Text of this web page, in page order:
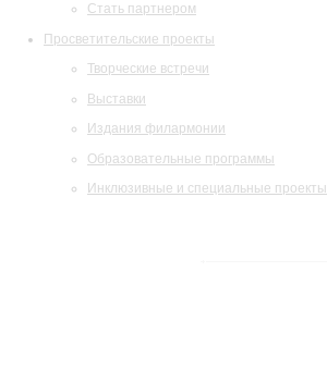
Стать партнером
Просветительские проекты
Творческие встречи
Выставки
Издания филармонии
Образовательные программы
Инклюзивные и специальные проекты